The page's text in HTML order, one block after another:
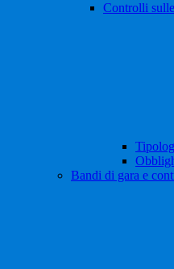
Controlli
Bandi di gara e